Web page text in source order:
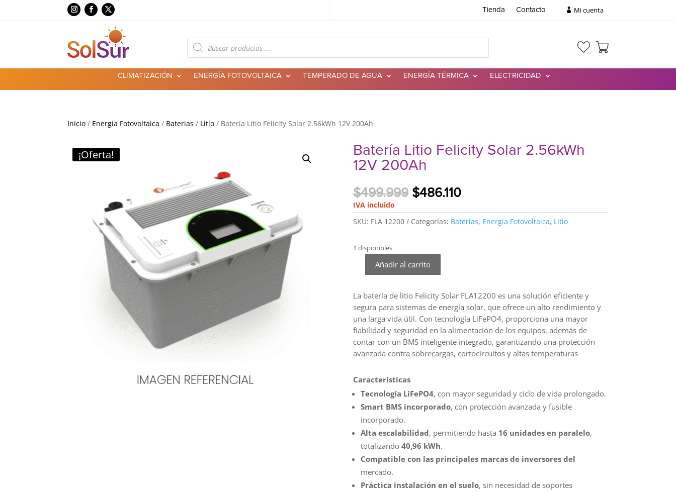
Tienda Contacto Mi cuenta
Búsqueda
de
productos
CLIMATIZACIÓN ENERGÍA FOTOVOLTAICA TEMPERADO DE AGUA ENERGÍA TÉRMICA ELECTRICIDAD
Inicio / Energía Fotovoltaica / Baterias / Litio / Batería Litio Felicity Solar 2.56kWh 12V 200Ah
¡Oferta!
Batería Litio Felicity Solar 2.56kWh
12V 200Ah
$499.999 El
original
era:
$486.110El
actual
es:
IVA incluido
SKU: FLA 12200 Categorías: Baterias, Energía Fotovoltaica, Litio
1 disponibles
Batería
Felicity
Solar
2.56kWh
12V
200Ah
cantidad
Añadir al carrito
La batería de litio Felicity Solar FLA12200 es una solución eficiente y
segura para sistemas de energía solar, que ofrece un alto rendimiento y
una larga vida útil. Con tecnología LiFePO4, proporciona una mayor
fiabilidad y seguridad en la alimentación de los equipos, además de
contar con un BMS inteligente integrado, garantizando una protección
avanzada contra sobrecargas, cortocircuitos y altas temperaturas
Características
Tecnología LiFePO4, con mayor seguridad y ciclo de vida prolongado.
Smart BMS incorporado, con protección avanzada y fusible
incorporado.
Alta escalabilidad, permitiendo hasta 16 unidades en paralelo,
totalizando 40,96 kWh.
Compatible con las principales marcas de inversores del
mercado.
Práctica instalación en el suelo, sin necesidad de soportes